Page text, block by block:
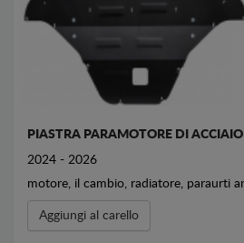
PIASTRA PARAMOTORE DI
2024 - 2026
motore, il cambio, radiatore, paraurti
Aggiungi al carello